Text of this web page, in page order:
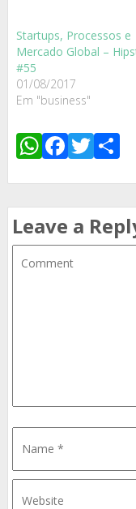
Startups, Processos e
Mercado Global –
#55
01/08/2017
Em "business"
Leave a